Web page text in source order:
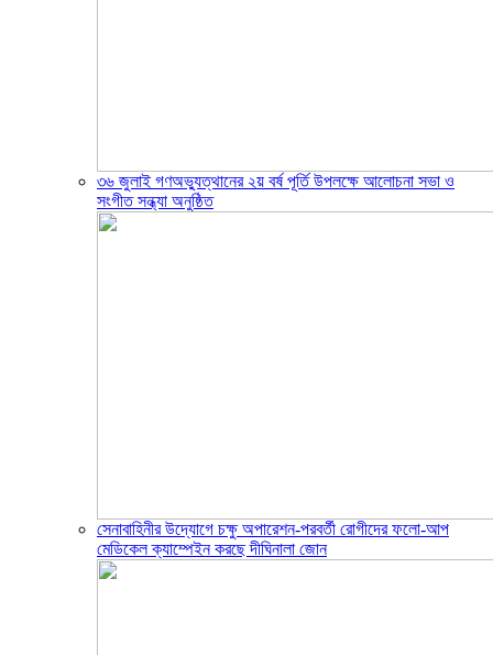
৩৬ জুলাই গণঅভ্যুত্থানের ২য় বর্ষ পূর্তি উপলক্ষে আলোচনা সভা ও
সংগীত সন্ধ্যা অনুষ্ঠিত
সেনাবাহিনীর উদ্যোগে চক্ষু অপারেশন-পরবর্তী রোগীদের ফলো-আপ
মেডিকেল ক্যাম্পেইন করছে দীঘিনালা জোন